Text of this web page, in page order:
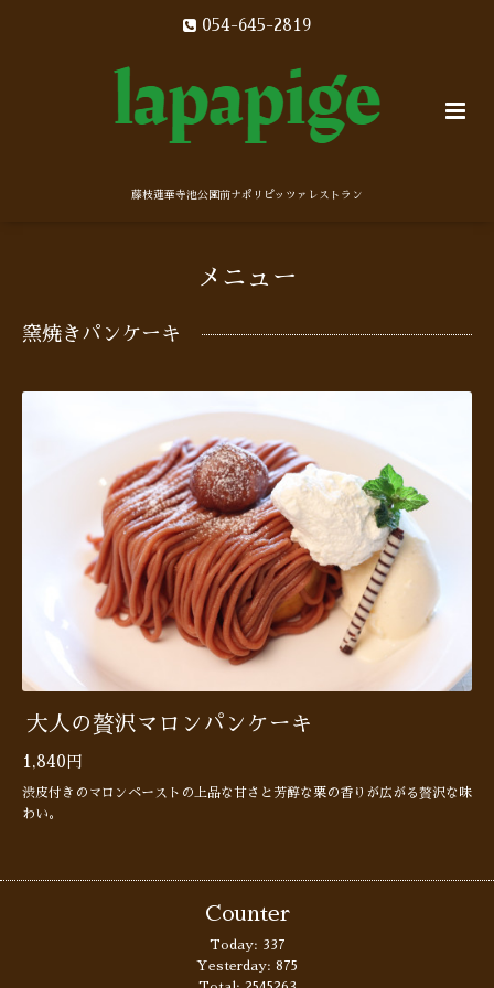
054-645-2819
藤枝蓮華寺池公園前ナポリピッツァレストラン
メニュー
窯焼きパンケーキ
大人の贅沢マロンパンケーキ
1,840円
渋皮付きのマロンペーストの上品な甘さと芳醇な栗の香りが広がる贅沢な味
わい。
Counter
Today: 337
Yesterday: 875